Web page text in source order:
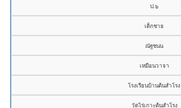
ป.๖
เด็กชาย
ณัฐชนน
เหมือนวาจา
โรงเรียนบ้านต้นสำโรง
วัดไร่เกาะต้นสำโรง